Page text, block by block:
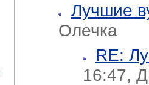
Лучшие
Олечка
RE:
16:47,